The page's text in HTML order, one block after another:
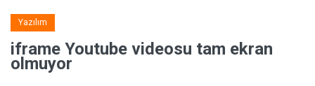
Yazılım
iframe Youtube videosu tam ekran
olmuyor